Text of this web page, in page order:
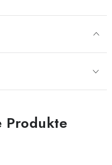
Produkte